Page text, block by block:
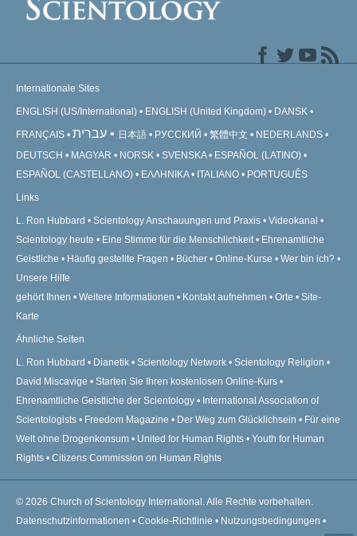
Internationale Sites
ENGLISH (US/International) ENGLISH (United Kingdom) DANSK
FRANÇAIS עברית 日本語 РУССКИЙ 繁體中文
NEDERLANDS
DEUTSCH
MAGYAR NORSK SVENSKA
ESPAÑOL (LATINO)
ESPAÑOL (CASTELLANO)
ΕΛΛΗΝΙΚA ITALIANO PORTUGUÊS
Links
L. Ron Hubbard Scientology Anschauungen und Praxis
Videokanal
Scientology heute
Eine Stimme für die Menschlichkeit
Ehrenamtliche
Geistliche
Häufig gestellte Fragen Bücher Online-Kurse
Wer bin ich?
Unsere Hilfe
gehört Ihnen
Weitere Informationen Kontakt aufnehmen Orte
Site-
Karte
Ähnliche Seiten
L. Ron Hubbard Dianetik Scientology Network
Scientology Religion
David Miscavige
Starten Sie Ihren kostenlosen Online-Kurs
Ehrenamtliche Geistliche der Scientology
International Association of
Scientologists
Freedom Magazine Der Weg zum Glücklichsein
Für eine
Welt ohne Drogenkonsum
United for Human Rights
Youth for Human
Rights
Citizens Commission on Human Rights
© 2026 Church of Scientology International. Alle Rechte vorbehalten.
Datenschutzinformationen • Cookie-Richtlinie • Nutzungsbedingungen •